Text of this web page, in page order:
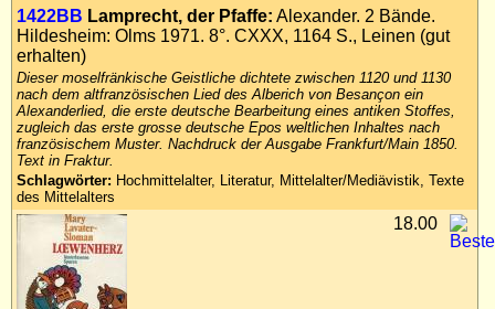
Newsletter kostenlos abonnieren
Sammlersoftware
Links
Impressum
Datenschutz
1422BB Lamprecht, der Pfaffe: Alexander. 2 Bände.
Hildesheim: Olms 1971. 8°. CXXX, 1164 S., Leinen (gut
erhalten)
Dieser moselfränkische Geistliche dichtete zwischen 1120 und 1130
nach dem altfranzösischen Lied des Alberich von Besançon ein
Alexanderlied, die erste deutsche Bearbeitung eines antiken Stoffes,
zugleich das erste grosse deutsche Epos weltlichen Inhaltes nach
französischem Muster. Nachdruck der Ausgabe Frankfurt/Main 1850.
Text in Fraktur.
Schlagwörter: Hochmittelalter, Literatur, Mittelalter/Mediävistik, Texte
des Mittelalters
18.00